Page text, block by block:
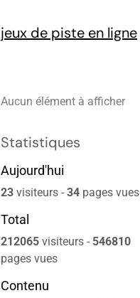
jeux de piste en ligne
Aucun élément à afficher
Statistiques
Aujourd'hui
23 visiteurs - 34 pages vues
Total
212065 visiteurs - 546810
pages vues
Contenu